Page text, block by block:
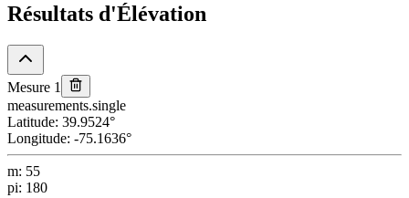
Résultats d'Élévation
Mesure 1
measurements.single
Latitude: 39.9524°
Longitude: -75.1636°
m: 55
pi: 180